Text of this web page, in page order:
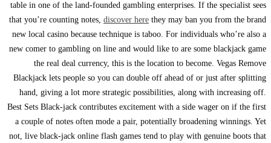
table in one of the land-founded gambling enterprises. If the specialist sees
that you’re counting notes, discover here they may ban you from the brand
new local casino because technique is taboo. For individuals who’re also a
new comer to gambling on line and would like to are some blackjack game
the real deal currency, this is the location to become. Vegas Remove
Blackjack lets people so you can double off ahead of or just after splitting
hand, giving a lot more strategic possibilities, along with increasing off.
Best Sets Black-jack contributes excitement with a side wager on if the first
a couple of notes often mode a pair, potentially broadening winnings. Yet
not, live black-jack online flash games tend to play with genuine boots that